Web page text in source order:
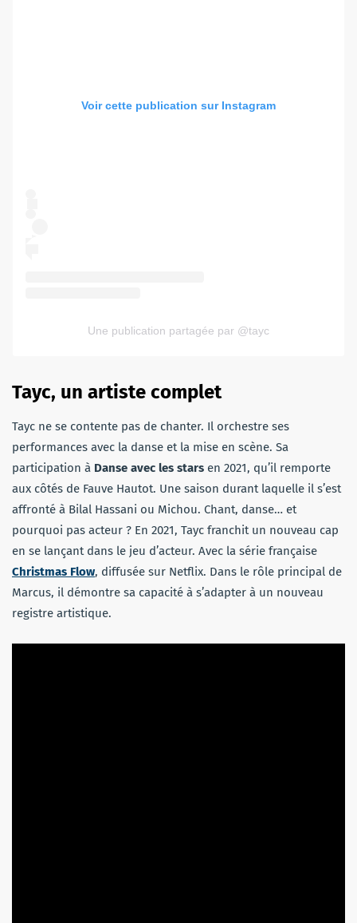
Voir cette publication sur Instagram
Une publication partagée par @tayc
Tayc, un artiste complet
Tayc ne se contente pas de chanter. Il orchestre ses
performances avec la danse et la mise en scène. Sa
participation à Danse avec les stars en 2021, qu’il remporte
aux côtés de Fauve Hautot. Une saison durant laquelle il s’est
affronté à Bilal Hassani ou Michou. Chant, danse… et
pourquoi pas acteur ? En 2021, Tayc franchit un nouveau cap
en se lançant dans le jeu d’acteur. Avec la série française
Christmas Flow, diffusée sur Netflix. Dans le rôle principal de
Marcus, il démontre sa capacité à s’adapter à un nouveau
registre artistique.